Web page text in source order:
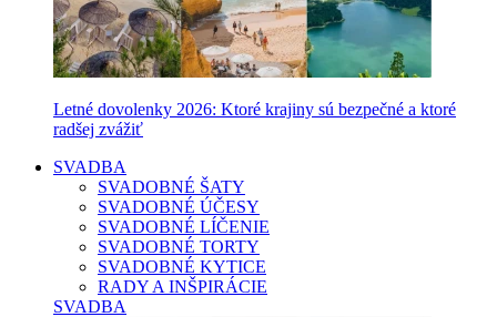
Letné dovolenky 2026: Ktoré krajiny sú bezpečné a ktoré
radšej zvážiť
SVADBA
SVADOBNÉ ŠATY
SVADOBNÉ ÚČESY
SVADOBNÉ LÍČENIE
SVADOBNÉ TORTY
SVADOBNÉ KYTICE
RADY A INŠPIRÁCIE
SVADBA